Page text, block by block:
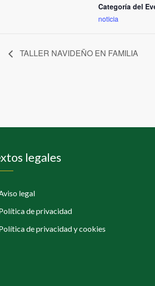
Categoría del
noticia
TALLER NAVIDEÑO EN FAMILIA
legales
legal
de privacidad
de privacidad y cookies